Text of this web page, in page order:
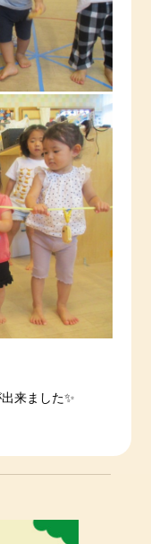
来ました✨